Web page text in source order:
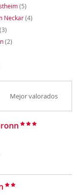
(5)
Neckar(4)
(3)
(2)
Mejor valorados